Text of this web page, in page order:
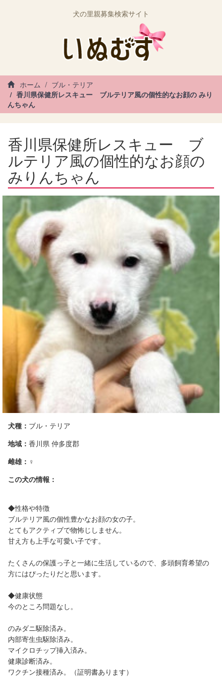
犬の里親募集検索サイト
ホーム
ブル・テリア
香川県保健所レスキュー ブルテリア風の個性的なお顔の みり
んちゃん
香川県保健所レスキュー ブ
ルテリア風の個性的なお顔の
みりんちゃん
犬種： ブル・テリア
地域：香川県 仲多度郡
雌雄： ♀
この犬の情報：
◆性格や特徴
ブルテリア風の個性豊かなお顔の女の子。
とてもアクティブで物怖じしません。
甘え方も上手な可愛い子です。
たくさんの保護っ子と一緒に生活しているので、多頭飼育希望の
方にはぴったりだと思います。
◆健康状態
今のところ問題なし。
のみダニ駆除済み。
内部寄生虫駆除済み。
マイクロチップ挿入済み。
健康診断済み。
ワクチン接種済み。（証明書あります）